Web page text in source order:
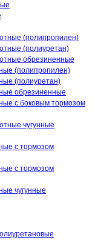
(полипропилен)
(полиуретан)
обрезиненные
(полипропилен)
(полиуретан)
обрезиненные
с боковым тормозом
чугунные
с тормозом
с тормозом
чугунные